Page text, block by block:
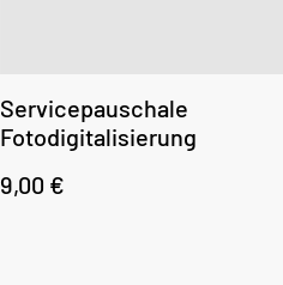
Servicepauschale
Fotodigitalisierung
9,00 €